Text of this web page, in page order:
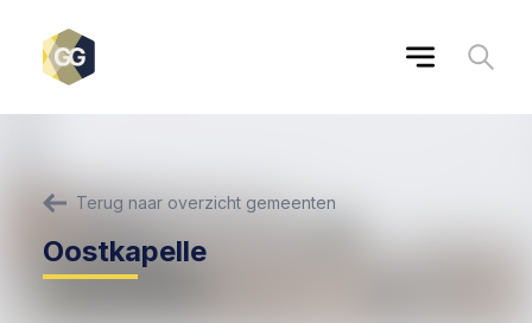
Terug naar overzicht gemeenten
Oostkapelle